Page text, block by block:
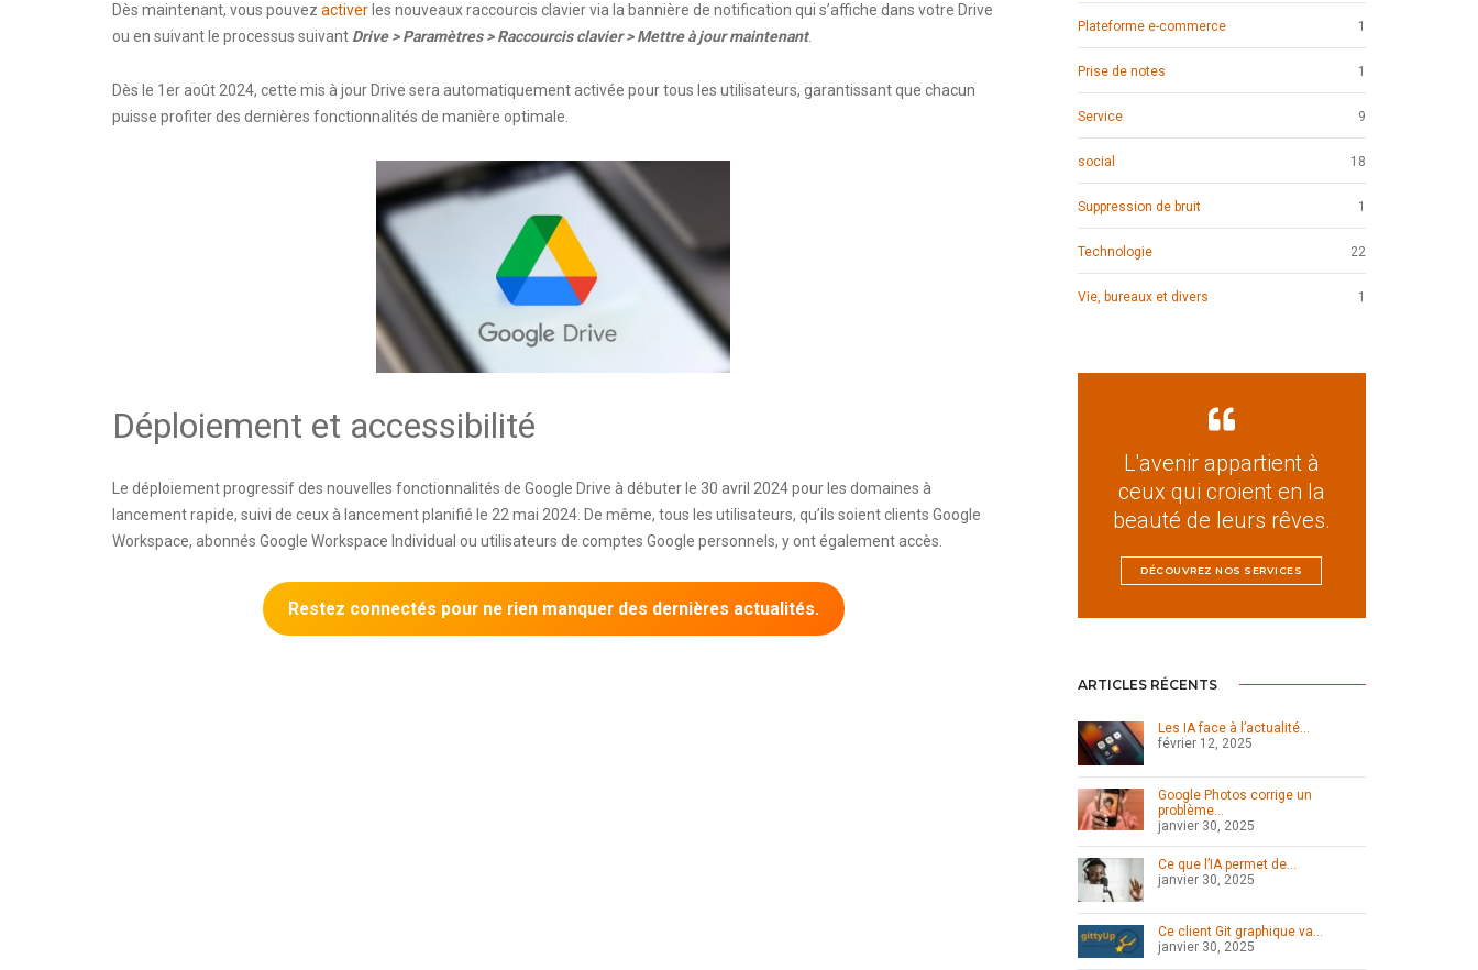
Dès maintenant, vous pouvez activer les nouveaux raccourcis clavier via la bannière de notification qui s’affiche dans votre Drive
ou en suivant le processus suivant Drive > Paramètres > Raccourcis clavier > Mettre à jour maintenant.
Dès le 1er août 2024, cette mis à jour Drive sera automatiquement activée pour tous les utilisateurs, garantissant que chacun
puisse profiter des dernières fonctionnalités de manière optimale.
Déploiement et accessibilité
Le déploiement progressif des nouvelles fonctionnalités de Google Drive à débuter le 30 avril 2024 pour les domaines à
lancement rapide, suivi de ceux à lancement planifié le 22 mai 2024. De même, tous les utilisateurs, qu’ils soient clients Google
Workspace, abonnés Google Workspace Individual ou utilisateurs de comptes Google personnels, y ont également accès.
Restez connectés pour ne rien manquer des dernières actualités.
Plateforme e-commerce 1
Prise de notes 1
Service 9
social 18
Suppression de bruit 1
Technologie 22
Vie, bureaux et divers 1
L'avenir appartient à
ceux qui croient en la
beauté de leurs rêves.
DÉCOUVREZ NOS SERVICES
ARTICLES RÉCENTS
Les IA face à l’actualité…
février 12, 2025
Google Photos corrige un
problème…
janvier 30, 2025
Ce que l’IA permet de…
janvier 30, 2025
Ce client Git graphique va…
janvier 30, 2025